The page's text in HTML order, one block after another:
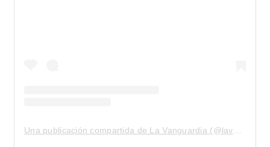
Una publicación compartida de La Vanguardia (@lavanguardia)